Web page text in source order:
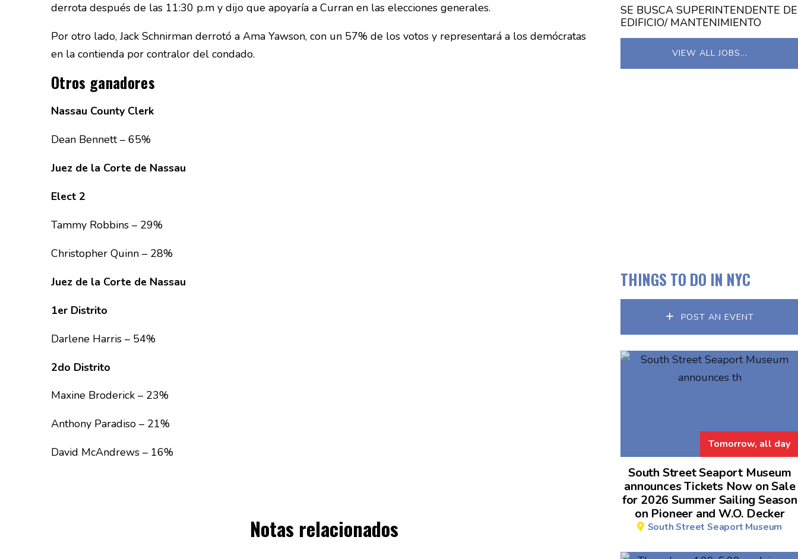
derrota después de las 11:30 p.m y dijo que apoyaría a Curran en las elecciones generales.
Por otro lado, Jack Schnirman derrotó a Ama Yawson, con un 57% de los votos y representará a los demócratas
en la contienda por contralor del condado.
Otros ganadores
Nassau County Clerk
Dean Bennett – 65%
Juez de la Corte de Nassau
Elect 2
Tammy Robbins – 29%
Christopher Quinn – 28%
Juez de la Corte de Nassau
1er Distrito
Darlene Harris – 54%
2do Distrito
Maxine Broderick – 23%
Anthony Paradiso – 21%
David McAndrews – 16%
Notas relacionados
SE BUSCA SUPERINTENDENTE DE
EDIFICIO/ MANTENIMIENTO
VIEW ALL JOBS…
THINGS TO DO IN NYC
POST AN EVENT
Tomorrow, all day
South Street Seaport Museum
announces Tickets Now on Sale
for 2026 Summer Sailing Season
on Pioneer and W.O. Decker
South Street Seaport Museum